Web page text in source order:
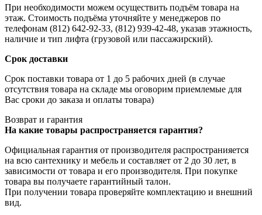
При необходимости можем осуществить подъём товара на
этаж. Стоимость подъёма уточняйте у менеджеров по
телефонам (812) 642-92-33, (812) 939-42-48, указав этажность,
наличие и тип лифта (грузовой или пассажирский).
Срок доставки
Срок поставки товара от 1 до 5 рабочих дней (в случае
отсутствия товара на складе мы оговорим приемлемые для
Вас сроки до заказа и оплаты товара)
Возврат и гарантия
На какие товары распространяется гарантия?
Официальная гарантия от производителя распространияется
на всю сантехнику и мебель и составляет от 2 до 30 лет, в
зависимости от товара и его производителя. При покупке
товара вы получаете гарантийный талон.
При получении товара проверяйте комплектацию и внешний
вид.